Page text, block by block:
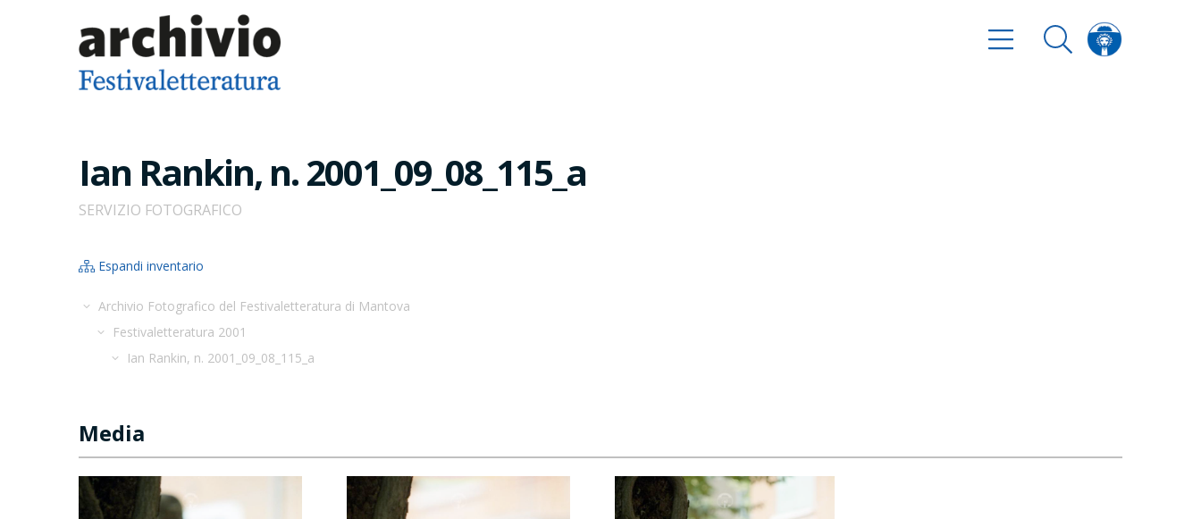
Ian Rankin, n. 2001_09_08_115_a
SERVIZIO FOTOGRAFICO
Espandi inventario
Archivio Fotografico del Festivaletteratura di Mantova
Festivaletteratura 2001
Ian Rankin, n. 2001_09_08_115_a
Media